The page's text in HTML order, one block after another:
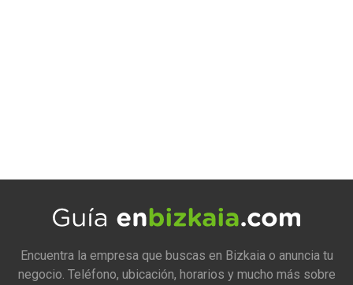
Encuentra la empresa que buscas en Bizkaia o anuncia tu
negocio. Teléfono, ubicación, horarios y mucho más sobre